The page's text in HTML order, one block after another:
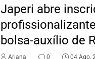
Japeri abre
bolsa-auxílio de
Ariana 0 04 Ago,